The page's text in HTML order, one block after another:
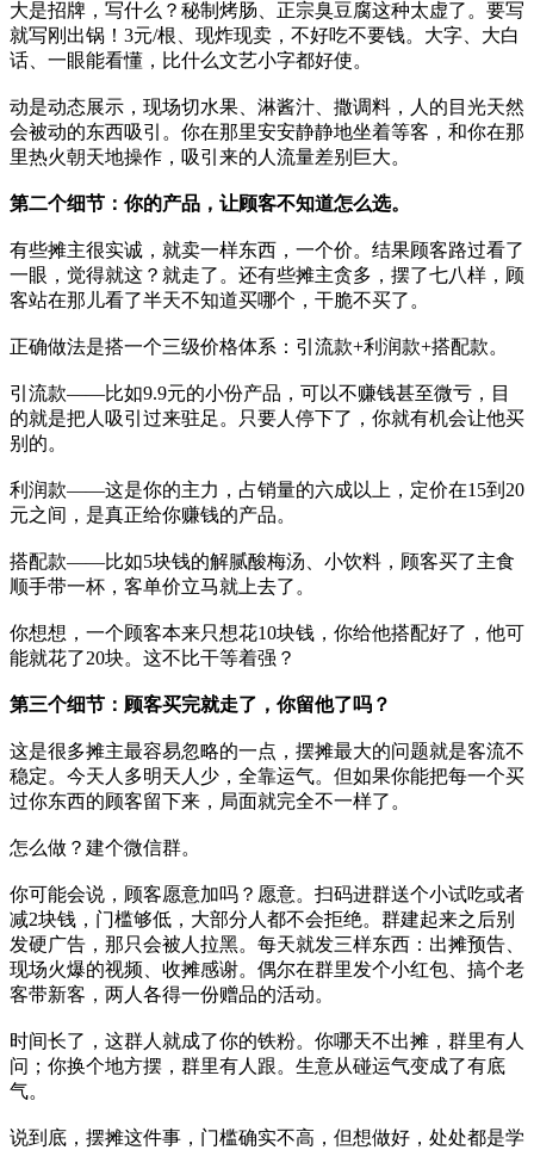
大是招牌，写什么？秘制烤肠、正宗臭豆腐这种太虚了。要写
就写刚出锅！3元/根、现炸现卖，不好吃不要钱。大字、大白
话、一眼能看懂，比什么文艺小字都好使。
动是动态展示，现场切水果、淋酱汁、撒调料，人的目光天然
会被动的东西吸引。你在那里安安静静地坐着等客，和你在那
里热火朝天地操作，吸引来的人流量差别巨大。
第二个细节：你的产品，让顾客不知道怎么选。
有些摊主很实诚，就卖一样东西，一个价。结果顾客路过看了
一眼，觉得就这？就走了。还有些摊主贪多，摆了七八样，顾
客站在那儿看了半天不知道买哪个，干脆不买了。
正确做法是搭一个三级价格体系：引流款+利润款+搭配款。
引流款——比如9.9元的小份产品，可以不赚钱甚至微亏，目
的就是把人吸引过来驻足。只要人停下了，你就有机会让他买
别的。
利润款——这是你的主力，占销量的六成以上，定价在15到20
元之间，是真正给你赚钱的产品。
搭配款——比如5块钱的解腻酸梅汤、小饮料，顾客买了主食
顺手带一杯，客单价立马就上去了。
你想想，一个顾客本来只想花10块钱，你给他搭配好了，他可
能就花了20块。这不比干等着强？
第三个细节：顾客买完就走了，你留他了吗？
这是很多摊主最容易忽略的一点，摆摊最大的问题就是客流不
稳定。今天人多明天人少，全靠运气。但如果你能把每一个买
过你东西的顾客留下来，局面就完全不一样了。
怎么做？建个微信群。
你可能会说，顾客愿意加吗？愿意。扫码进群送个小试吃或者
减2块钱，门槛够低，大部分人都不会拒绝。群建起来之后别
发硬广告，那只会被人拉黑。每天就发三样东西：出摊预告、
现场火爆的视频、收摊感谢。偶尔在群里发个小红包、搞个老
客带新客，两人各得一份赠品的活动。
时间长了，这群人就成了你的铁粉。你哪天不出摊，群里有人
问；你换个地方摆，群里有人跟。生意从碰运气变成了有底
气。
说到底，摆摊这件事，门槛确实不高，但想做好，处处都是学